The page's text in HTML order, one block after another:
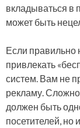
вкладываться в
может быть
Если правильно
привлекать
систем. Вам не
рекламу.
должен быть
посетителей, но